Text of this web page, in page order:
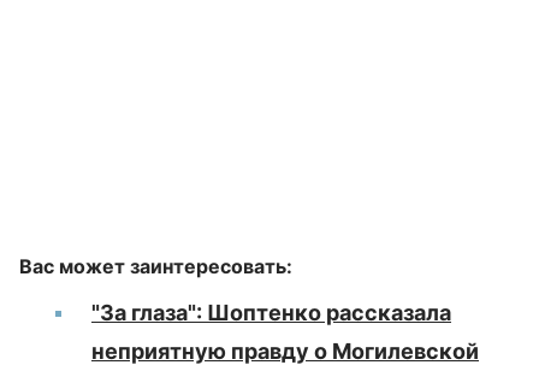
Вас может заинтересовать:
"За глаза": Шоптенко рассказала
неприятную правду о Могилевской